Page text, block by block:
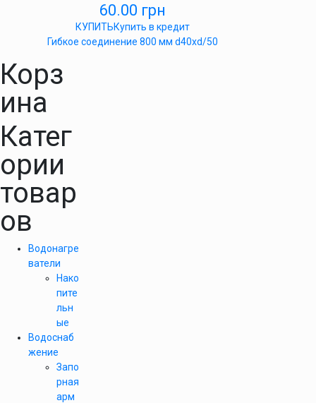
60.00 грн
КУПИТЬКупить в кредит
Гибкое соединение 800 мм d40xd/50
Корз
ина
Катег
ории
товар
ов
Водонагре
ватели
Нако
пите
льн
ые
Водоснаб
жение
Запо
рная
арм